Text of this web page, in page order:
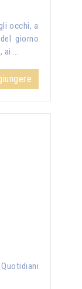
occhi, a
giorno
ai …